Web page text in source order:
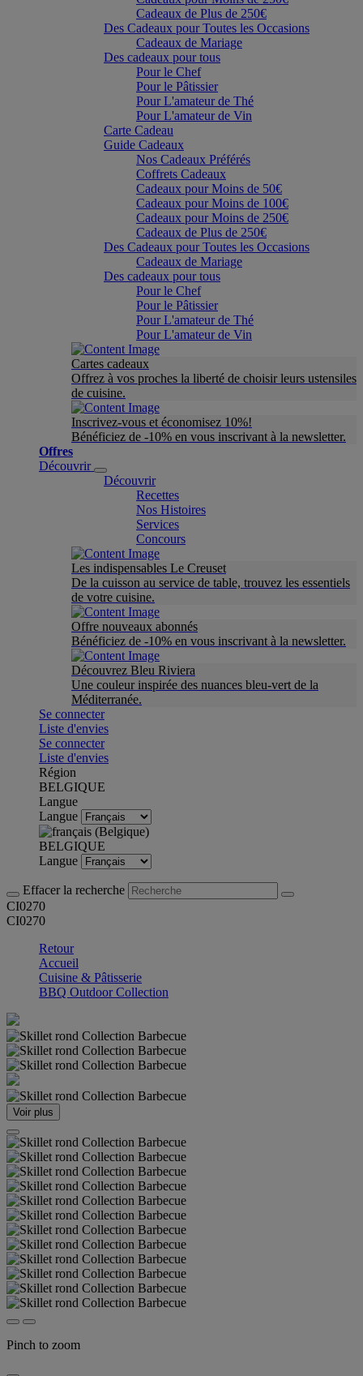
Cadeaux de Plus de 250€
Des Cadeaux pour Toutes les Occasions
Cadeaux de Mariage
Des cadeaux pour tous
Pour le Chef
Pour le Pâtissier
Pour L'amateur de Thé
Pour L'amateur de Vin
Carte Cadeau
Guide Cadeaux
Nos Cadeaux Préférés
Coffrets Cadeaux
Cadeaux pour Moins de 50€
Cadeaux pour Moins de 100€
Cadeaux pour Moins de 250€
Cadeaux de Plus de 250€
Des Cadeaux pour Toutes les Occasions
Cadeaux de Mariage
Des cadeaux pour tous
Pour le Chef
Pour le Pâtissier
Pour L'amateur de Thé
Pour L'amateur de Vin
Cartes cadeaux
Offrez à vos proches la liberté de choisir leurs ustensiles
de cuisine.
Inscrivez-vous et économisez 10%!
Bénéficiez de -10% en vous inscrivant à la newsletter.
Offres
Découvrir
Découvrir
Recettes
Nos Histoires
Services
Concours
Les indispensables Le Creuset
De la cuisson au service de table, trouvez les essentiels
de votre cuisine.
Offre nouveaux abonnés
Bénéficiez de -10% en vous inscrivant à la newsletter.
Découvrez Bleu Riviera
Une couleur inspirée des nuances bleu-vert de la
Méditerranée.
Se connecter
Liste d'envies
Se connecter
Liste d'envies
Région
BELGIQUE
Langue
Langue
BELGIQUE
Langue
Effacer la recherche
CI0270
CI0270
Retour
Accueil
Cuisine & Pâtisserie
BBQ Outdoor Collection
Voir plus
Pinch to zoom